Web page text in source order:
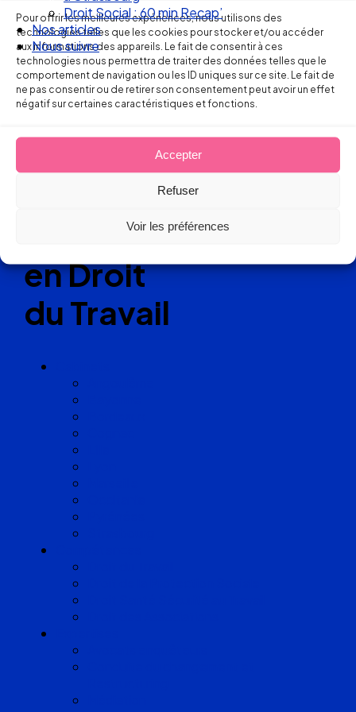
Pour offrir les meilleures expériences, nous utilisons des
technologies telles que les cookies pour stocker et/ou accéder
aux informations des appareils. Le fait de consentir à ces
technologies nous permettra de traiter des données telles que le
comportement de navigation ou les ID uniques sur ce site. Le fait de
ne pas consentir ou de retirer son consentement peut avoir un effet
négatif sur certaines caractéristiques et fonctions.
Accepter
Refuser
Voir les préférences
Droit Social : 60 min Recap’
Nos articles
Nous suivre
Ellipse Avocats
Réseau
de cabinets
d’avocats
experts
en Droit
du Travail